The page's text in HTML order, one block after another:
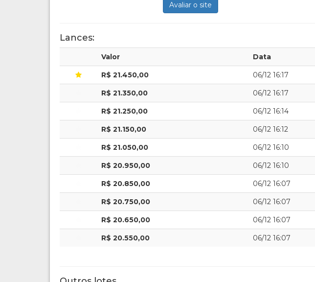
Avaliar o site
Lances:
Valor Data
R$ 21.450,00 06/12 16:17
R$ 21.350,00 06/12 16:17
R$ 21.250,00 06/12 16:14
R$ 21.150,00 06/12 16:12
R$ 21.050,00 06/12 16:10
R$ 20.950,00 06/12 16:10
R$ 20.850,00 06/12 16:07
R$ 20.750,00 06/12 16:07
R$ 20.650,00 06/12 16:07
R$ 20.550,00 06/12 16:07